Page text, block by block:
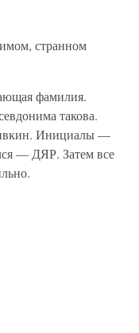
странном
фамилия.
такова.
Инициалы —
— ДЯР. Затем все